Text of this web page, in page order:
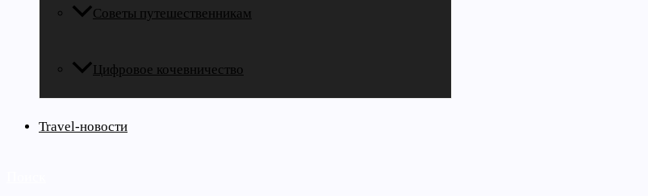
Советы путешественникам
Цифровое кочевничество
Travel-новости